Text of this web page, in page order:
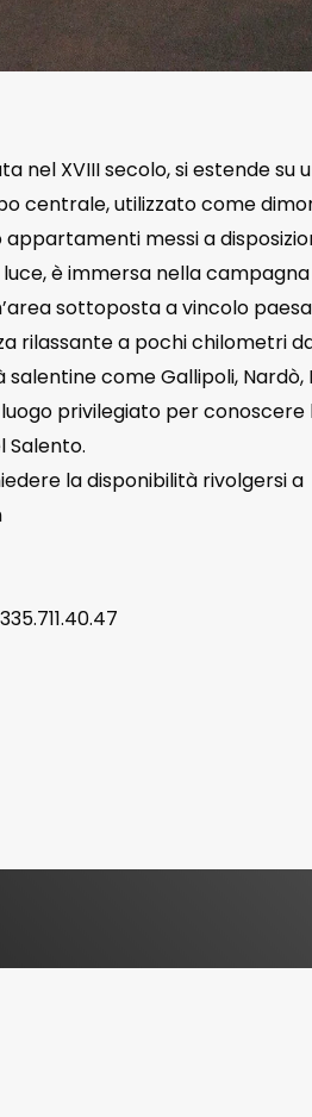
nel XVIII secolo, si estende su
centrale, utilizzato come
messi a
è immersa nella
sottoposta a vincolo
rilassante a pochi chilometri
come Gallipoli, Nardò,
privilegiato per
Salento.
la disponibilità rivolgersi a